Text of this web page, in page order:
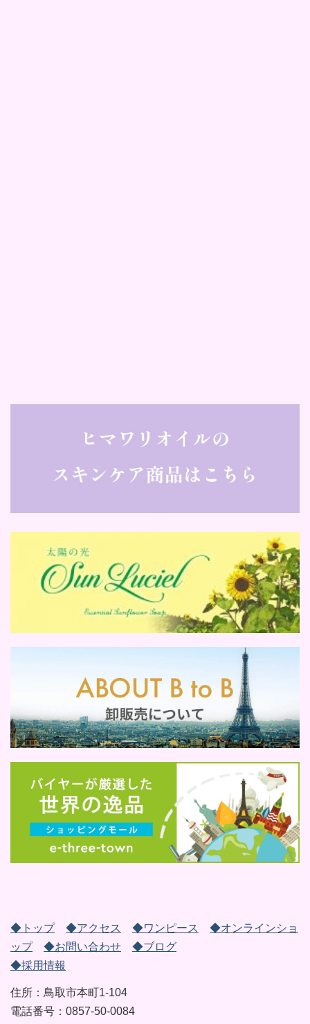
◆トップ ◆アクセス ◆ワンピース
◆オンラインショ
ップ
◆お問い合わせ
◆ブログ
◆採用情報
住所：鳥取市本町1-104
電話番号：0857-50-0084